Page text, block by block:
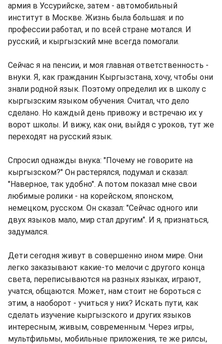
армия в Уссурийске, затем - автомобильный
институт в Москве. Жизнь была большая: и по
профессии работал, и по всей стране мотался. И
русский, и кыргызский мне всегда помогали.
Сейчас я на пенсии, и моя главная ответственность -
внуки. Я, как гражданин Кыргызстана, хочу, чтобы они
знали родной язык. Поэтому определил их в школу с
кыргызским языком обучения. Считал, что дело
сделано. Но каждый день привожу и встречаю их у
ворот школы. И вижу, как они, выйдя с уроков, тут же
переходят на русский язык.
Спросил однажды внука: "Почему не говорите на
кыргызском?" Он растерялся, подумал и сказал:
"Наверное, так удобно". А потом показал мне свои
любимые ролики - на корейском, японском,
немецком, русском. Он сказал: "Сейчас одного или
двух языков мало, мир стал другим". И я, признаться,
задумался.
Дети сегодня живут в совершенно ином мире. Они
легко заказывают какие-то мелочи с другого конца
света, переписываются на разных языках, играют,
учатся, общаются. Может, нам стоит не бороться с
этим, а наоборот - учиться у них? Искать пути, как
сделать изучение кыргызского и других языков
интересным, живым, современным. Через игры,
мультфильмы, мобильные приложения, те же рилсы,